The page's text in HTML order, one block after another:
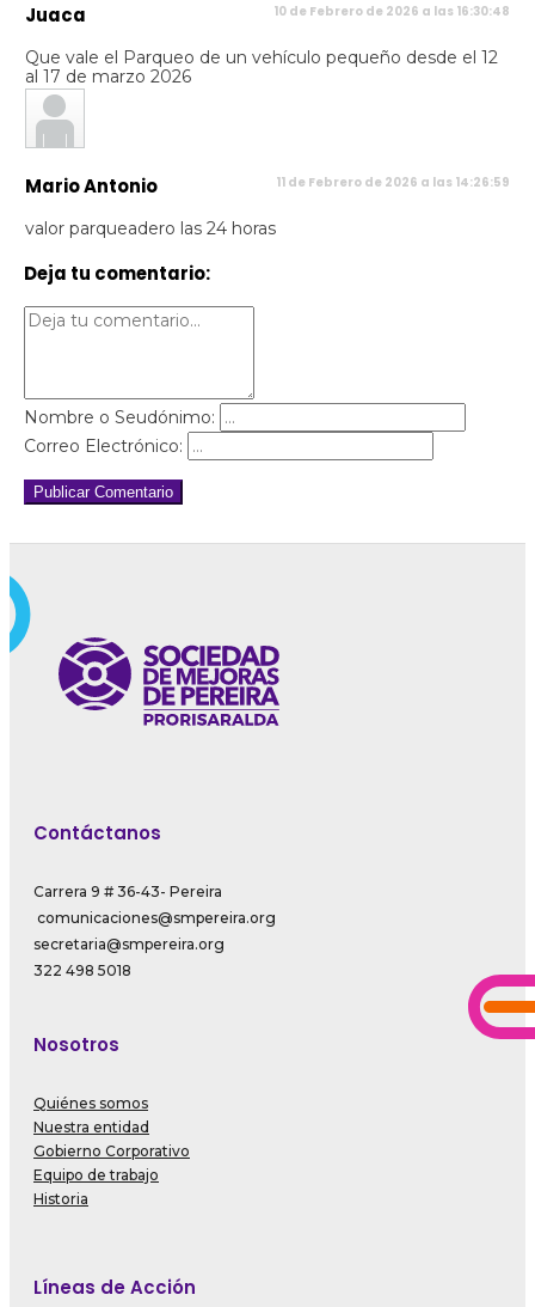
Juaca 10 de Febrero de 2026 a las 16:30:48
Que vale el Parqueo de un vehículo pequeño desde el 12
al 17 de marzo 2026
Mario Antonio 11 de Febrero de 2026 a las 14:26:59
valor parqueadero las 24 horas
Deja tu comentario:
Nombre o Seudónimo:
Correo Electrónico:
Publicar Comentario
Contáctanos
Carrera 9 # 36-43- Pereira
comunicaciones@smpereira.org
secretaria@smpereira.org
322 498 5018
Nosotros
Quiénes somos
Nuestra entidad
Gobierno Corporativo
Equipo de trabajo
Historia
Líneas de Acción